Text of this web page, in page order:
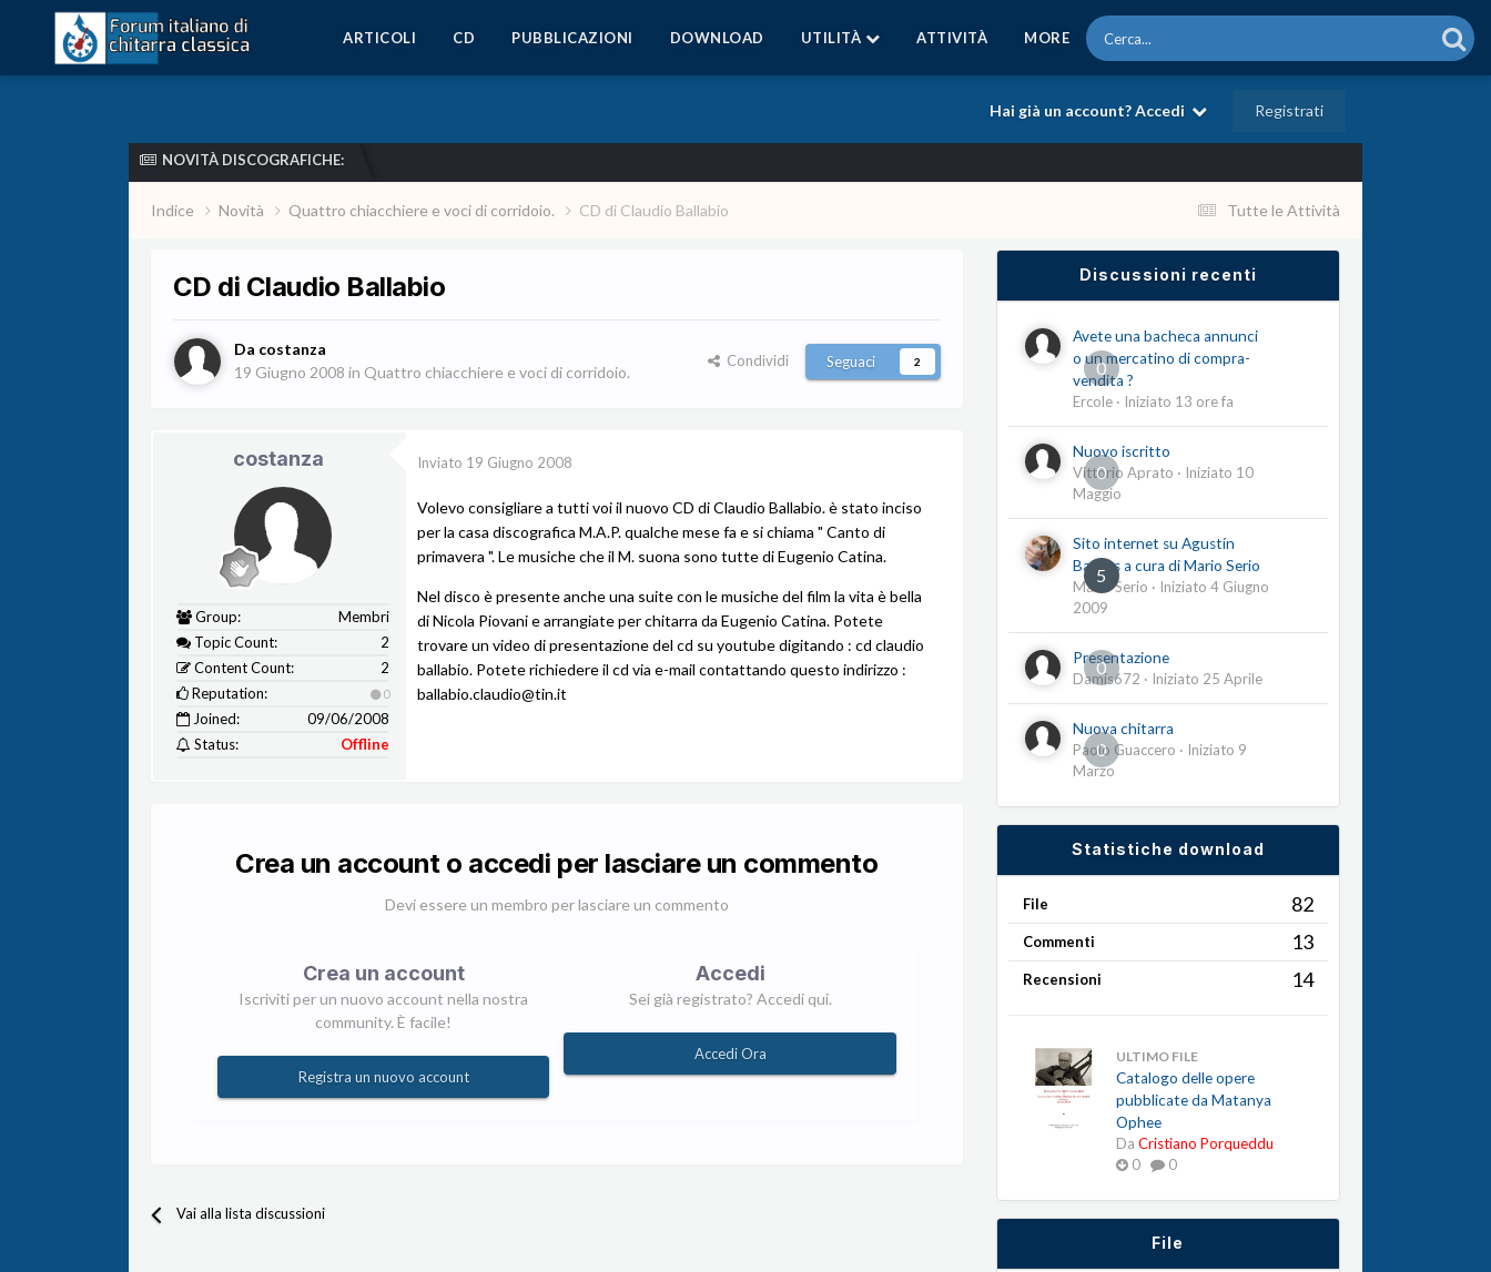
ARTICOLI CD PUBBLICAZIONI DOWNLOAD UTILITÀ ATTIVITÀ MORE
Hai già un account? Accedi Registrati
NOVITÀ DISCOGRAFICHE:
Tutte le Attività
Indice Novità Quattro chiacchiere e voci di corridoio. CD di Claudio Ballabio
CD di Claudio Ballabio
Da costanza
19 Giugno 2008 in Quattro chiacchiere e voci di corridoio.
Condividi Seguaci 2
costanza
Group:
Membri
Topic Count:
2
Content Count:
2
Reputation:
0
Joined:
09/06/2008
Status:
Offline
Inviato 19 Giugno 2008
Volevo consigliare a tutti voi il nuovo CD di Claudio Ballabio. è stato inciso
per la casa discografica M.A.P. qualche mese fa e si chiama " Canto di
primavera ". Le musiche che il M. suona sono tutte di Eugenio Catina.
Nel disco è presente anche una suite con le musiche del film la vita è bella
di Nicola Piovani e arrangiate per chitarra da Eugenio Catina. Potete
trovare un video di presentazione del cd su youtube digitando : cd claudio
ballabio. Potete richiedere il cd via e-mail contattando questo indirizzo :
ballabio.claudio@tin.it
Crea un account o accedi per lasciare un commento
Devi essere un membro per lasciare un commento
Crea un account
Iscriviti per un nuovo account nella nostra
community. È facile!
Registra un nuovo account
Accedi
Sei già registrato? Accedi qui.
Accedi Ora
Vai alla lista discussioni
Discussioni recenti
0
Avete una bacheca annunci
o un mercatino di compra-
vendita ?
Ercole· Iniziato 13 ore fa
0
Nuovo iscritto
Vittorio Aprato · Iniziato 10
Maggio
5
Sito internet su Agustín
Barrios a cura di Mario Serio
Mario Serio · Iniziato 4 Giugno
2009
0
Presentazione
Damis672 · Iniziato 25 Aprile
0
Nuova chitarra
Paolo Guaccero · Iniziato 9
Marzo
Statistiche download
File 82
Commenti 13
Recensioni 14
ULTIMO FILE
Catalogo delle opere
pubblicate da Matanya
Ophee
Da Cristiano Porqueddu
0
0
File